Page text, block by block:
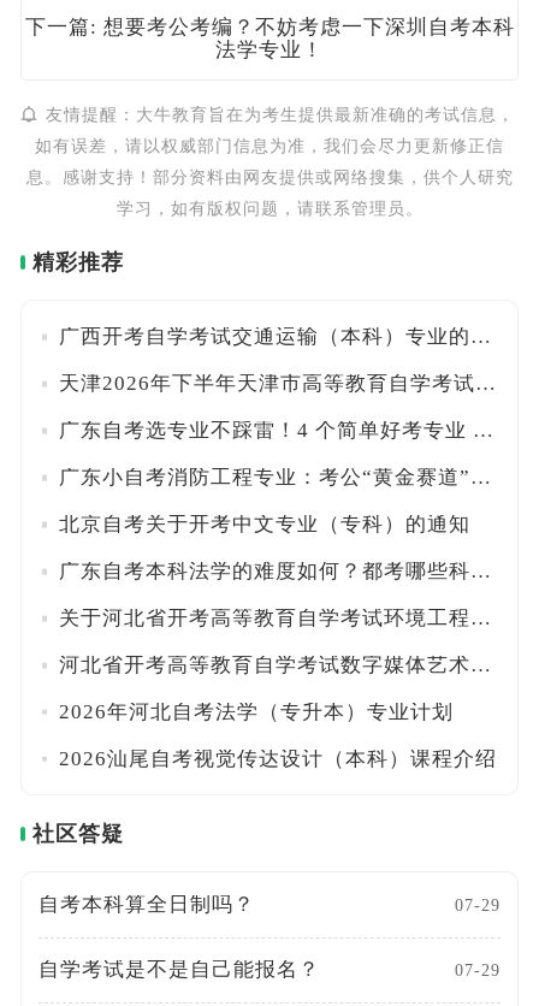
下一篇: 想要考公考编？不妨考虑一下深圳自考本科
法学专业！
友情提醒：大牛教育旨在为考生提供最新准确的考试信息，
如有误差，请以权威部门信息为准，我们会尽力更新修正信
息。感谢支持！部分资料由网友提供或网络搜集，供个人研究
学习，如有版权问题，请联系管理员。
精彩推荐
广西开考自学考试交通运输（本科）专业的公告
天津2026年下半年天津市高等教育自学考试专业一览表
广东自考选专业不踩雷！4 个简单好考专业 + 科目搭配方案
广东小自考消防工程专业：考公“黄金赛道”，免考数学英语
北京自考关于开考中文专业（专科）的通知
广东自考本科法学的难度如何？都考哪些科目？
关于河北省开考高等教育自学考试环境工程（本科）专业的公告
河北省开考高等教育自学考试数字媒体艺术（本科）专业的公告
2026年河北自考法学（专升本）专业计划
2026汕尾自考视觉传达设计（本科）课程介绍
社区答疑
自考本科算全日制吗？ 07-29
自学考试是不是自己能报名？ 07-29